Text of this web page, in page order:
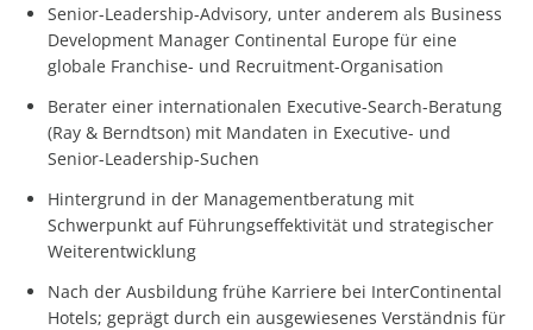
Senior-Leadership-Advisory, unter anderem als Business
Development Manager Continental Europe für eine
globale Franchise- und Recruitment-Organisation
Berater einer internationalen Executive-Search-Beratung
(Ray & Berndtson) mit Mandaten in Executive- und
Senior-Leadership-Suchen
Hintergrund in der Managementberatung mit
Schwerpunkt auf Führungseffektivität und strategischer
Weiterentwicklung
Nach der Ausbildung frühe Karriere bei InterContinental
Hotels; geprägt durch ein ausgewiesenes Verständnis für